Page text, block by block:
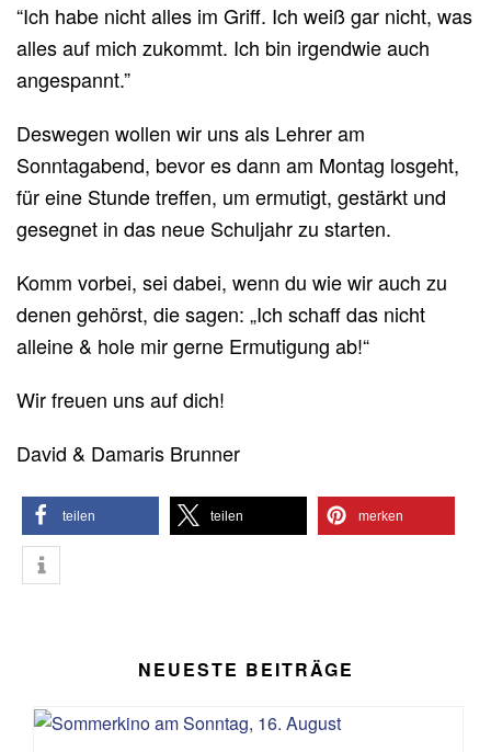
“Ich habe nicht alles im Griff. Ich weiß gar nicht, was
alles auf mich zukommt. Ich bin irgendwie auch
angespannt.”
Deswegen wollen wir uns als Lehrer am
Sonntagabend, bevor es dann am Montag losgeht,
für eine Stunde treffen, um ermutigt, gestärkt und
gesegnet in das neue Schuljahr zu starten.
Komm vorbei, sei dabei, wenn du wie wir auch zu
denen gehörst, die sagen: „Ich schaff das nicht
alleine & hole mir gerne Ermutigung ab!“
Wir freuen uns auf dich!
David & Damaris Brunner
teilen teilen merken
NEUESTE BEITRÄGE